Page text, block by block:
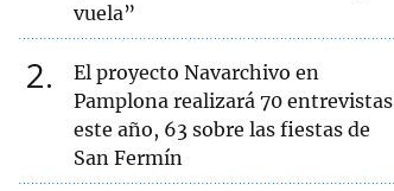
vuela”
2
El proyecto Navarchivo en
Pamplona realizará 70 entrevistas
este año, 63 sobre las fiestas de
San Fermín